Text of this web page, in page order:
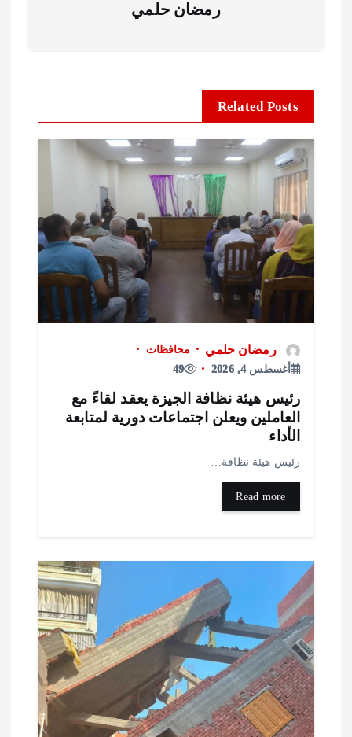
رمضان حلمي
Related Posts
رمضان حلمي
محافظات
أغسطس 4, 2026
49
هيئة نظافة الجيزة يعقد لقاءً مع
ويعلن اجتماعات دورية لمتابعة
هيئة نظافة…